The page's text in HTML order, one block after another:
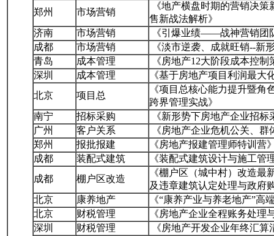
郑州
市场营销
《地产横盘时期的营销决
售新战法解析》
济南
市场营销
《引爆业绩——战神营销团
成都
市场营销
《淡市逆袭、成就旺销--新
青岛
成本管理
《房地产12大阶段成本控
深圳
成本管理
《基于房地产项目利润最大
北京
项目总
《项目总核心能力提升暨
跨界管理实战》
南宁
招标采购
《新形势下房地产企业招
广州
客户关系
《房地产企业危机公关、
郑州
报批报建
《房地产报建管理师特训营
成都
装配式建筑
《装配式建筑设计与施工管
成都
棚户区改造
《棚户区（城中村）改造
及违章建筑认定处理与政府
北京
康养地产
《“康养产业与养老地产”高
北京
财税管理
《房地产企业全程账务处理
深圳
财税管理
《房地产开发企业年终汇算